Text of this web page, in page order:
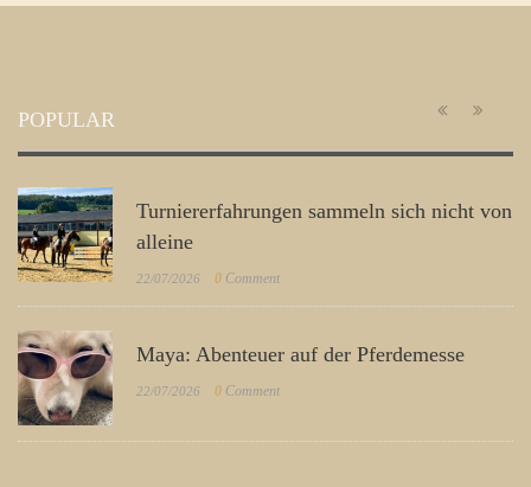
POPULAR
Turniererfahrungen sammeln sich nicht von
alleine
22/07/2026 0 Comment
Maya: Abenteuer auf der Pferdemesse
22/07/2026 0 Comment